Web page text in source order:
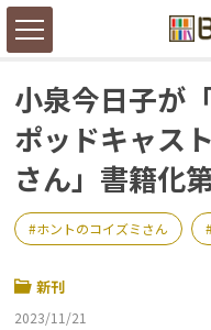
小泉今日子が
ポッドキャス
さん」書籍化
ホントのコイズミさん
新刊
2023/11/21